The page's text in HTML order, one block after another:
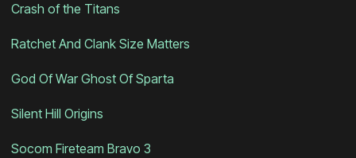
Crash of the Titans
Ratchet And Clank Size Matters
God Of War Ghost Of Sparta
Silent Hill Origins
Socom Fireteam Bravo 3